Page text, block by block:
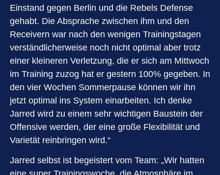
Einstand gegen Berlin und die Rebels Defense
gehabt. Die Absprache zwischen ihm und den
Receivern war nach den wenigen Trainingstagen
verständlicherweise noch nicht optimal aber trotz
einer kleineren Verletzung, die er sich am Mittwoch
im Training zuzog hat er gestern 100% gegeben. In
den vier Wochen Sommerpause können wir ihn
jetzt optimal ins System einarbeiten. Ich denke
Jarred wird zu einem sehr wichtigen Baustein der
Offensive werden, der eine große Flexibilität und
Varietät reinbringen wird.“
Jarred selbst ist begeistert vom Team: „Wir hatten